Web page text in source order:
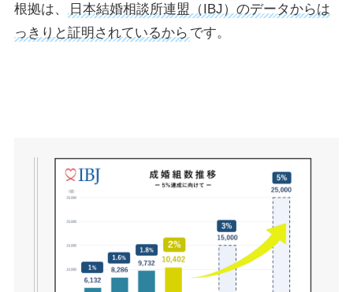
根拠は、
日本結婚相談所連盟（IBJ）のデータからは
っきりと証明されているから です。